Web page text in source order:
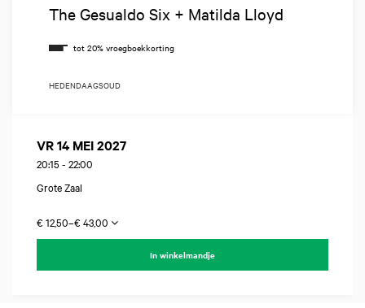
The Gesualdo Six + Matilda Lloyd
HEDENDAAGSOUD
VR 14 MEI 2027
20:15 - 22:00
Grote Zaal
€ 12,50–€ 43,00
In winkelmandje